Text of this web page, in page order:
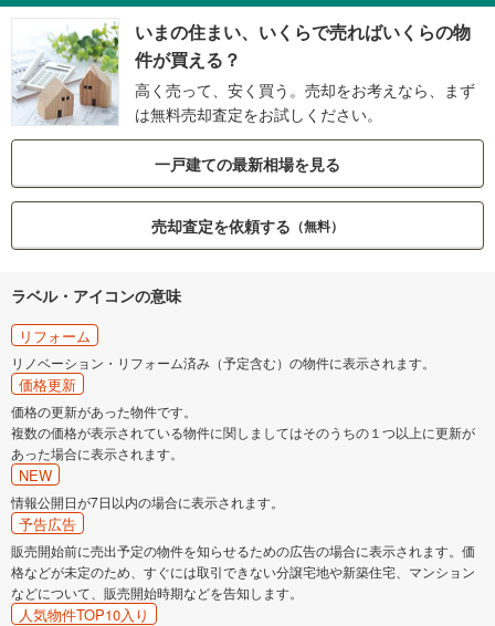
いまの住まい、いくらで売ればいくらの物
件が買える？
高く売って、安く買う。売却をお考えなら、まず
は無料売却査定をお試しください。
一戸建ての最新相場を見る
売却査定を依頼する （無料）
ラベル・アイコンの意味
リフォーム
リノベーション・リフォーム済み（予定含む）の物件に表示されます。
価格更新
価格の更新があった物件です。
複数の価格が表示されている物件に関しましてはそのうちの１つ以上に更新が
あった場合に表示されます。
NEW
情報公開日が7日以内の場合に表示されます。
予告広告
販売開始前に売出予定の物件を知らせるための広告の場合に表示されます。価
格などが未定のため、すぐには取引できない分譲宅地や新築住宅、マンション
などについて、販売開始時期などを告知します。
人気物件TOP10入り